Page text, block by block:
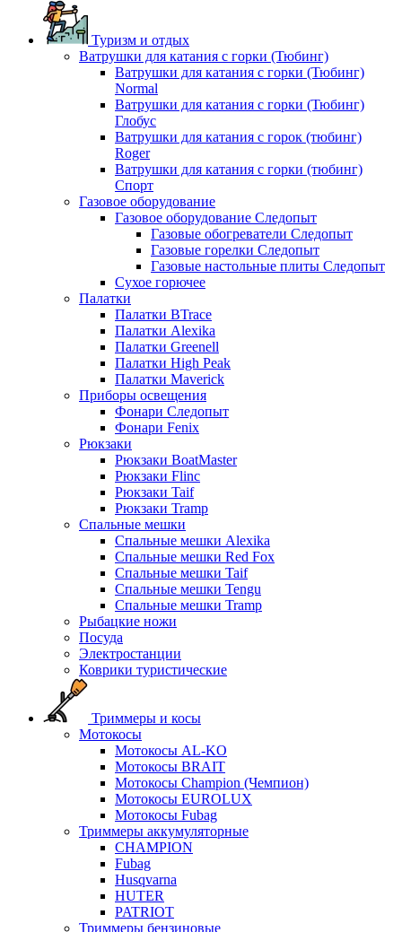
Туризм и отдых
Ватрушки для катания с горки (Тюбинг)
Ватрушки для катания с горки (Тюбинг)
Normal
Ватрушки для катания с горки (Тюбинг)
Глобус
Ватрушки для катания с горок (тюбинг)
Roger
Ватрушки для катания с горки (тюбинг)
Спорт
Газовое оборудование
Газовое оборудование Следопыт
Газовые обогреватели Следопыт
Газовые горелки Следопыт
Газовые настольные плиты Следопыт
Сухое горючее
Палатки
Палатки BTrace
Палатки Alexika
Палатки Greenell
Палатки High Peak
Палатки Maverick
Приборы освещения
Фонари Следопыт
Фонари Fenix
Рюкзаки
Рюкзаки BoatMaster
Рюкзаки Flinc
Рюкзаки Taif
Рюкзаки Tramp
Спальные мешки
Спальные мешки Alexika
Спальные мешки Red Fox
Спальные мешки Taif
Спальные мешки Tengu
Спальные мешки Tramp
Рыбацкие ножи
Посуда
Электростанции
Коврики туристические
Триммеры и косы
Мотокосы
Мотокосы AL-KO
Мотокосы BRAIT
Мотокосы Champion (Чемпион)
Мотокосы EUROLUX
Мотокосы Fubag
Триммеры аккумуляторные
CHAMPION
Fubag
Husqvarna
HUTER
PATRIOT
Триммеры бензиновые